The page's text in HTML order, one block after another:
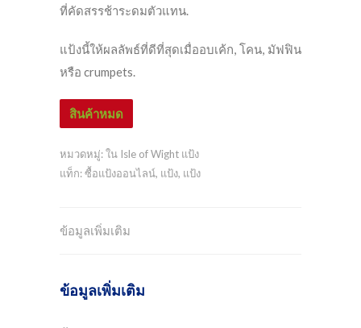
ที่คัดสรรช้าระดมตัวแทน.
แป้งนี้ให้ผลลัพธ์ที่ดีที่สุดเมื่ออบเค้ก, โคน, มัฟฟิน
หรือ crumpets.
สินค้าหมด
หมวดหมู่:ใน Isle of Wight แป้ง
แท็ก:ซื้อแป้งออนไลน์, แป้ง, แป้ง
ข้อมูลเพิ่มเติม
ข้อมูลเพิ่มเติม